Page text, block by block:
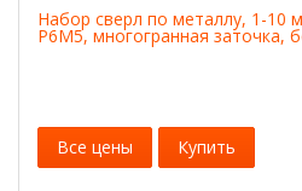
Набор сверл по металлу, 1-10
Р6М5, многогранная заточка,
Все цены Купить